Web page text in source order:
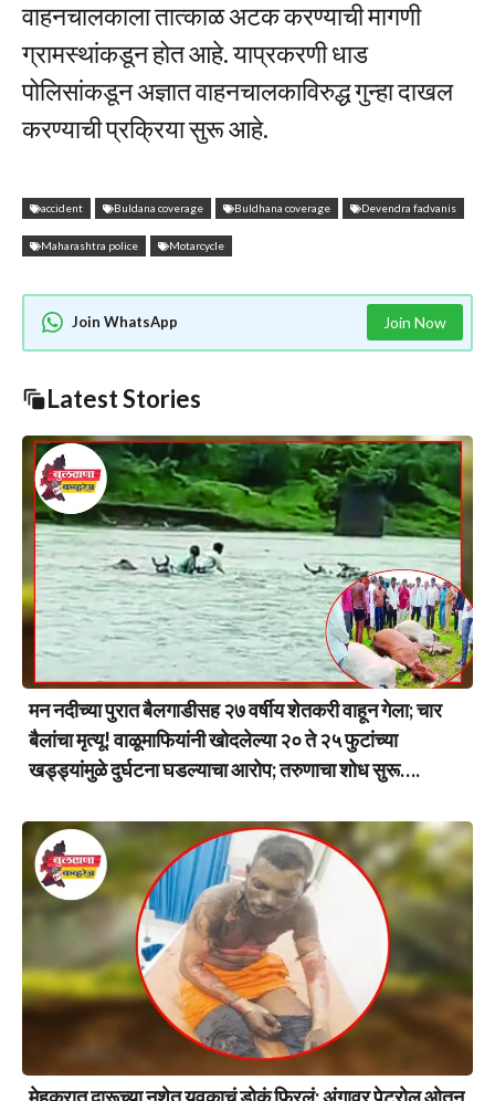
वाहनचालकाला तात्काळ अटक करण्याची मागणी
ग्रामस्थांकडून होत आहे. याप्रकरणी धाड
पोलिसांकडून अज्ञात वाहनचालकाविरुद्ध गुन्हा दाखल
करण्याची प्रक्रिया सुरू आहे.
accident Buldana coverage Buldhana coverage Devendra fadvanis
Maharashtra police Motarcycle
Join WhatsApp Join Now
Latest Stories
मन नदीच्या पुरात बैलगाडीसह २७ वर्षीय शेतकरी वाहून गेला; चार
बैलांचा मृत्यू! वाळूमाफियांनी खोदलेल्या २० ते २५ फुटांच्या
खड्ड्यांमुळे दुर्घटना घडल्याचा आरोप; तरुणाचा शोध सुरू….